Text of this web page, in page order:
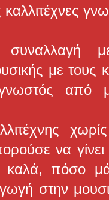
καλλιτέχνες
συναλλαγή
με τους
γνωστός
να
καλά, πόσο
στην